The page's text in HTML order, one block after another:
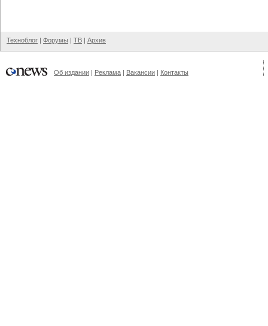
Техноблог | Форумы | ТВ | Архив
Об издании | Реклама | Вакансии | Контакты